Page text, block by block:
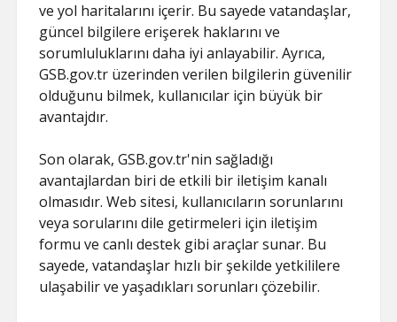
ve yol haritalarını içerir. Bu sayede vatandaşlar,
güncel bilgilere erişerek haklarını ve
sorumluluklarını daha iyi anlayabilir. Ayrıca,
GSB.gov.tr üzerinden verilen bilgilerin güvenilir
olduğunu bilmek, kullanıcılar için büyük bir
avantajdır.
Son olarak, GSB.gov.tr'nin sağladığı
avantajlardan biri de etkili bir iletişim kanalı
olmasıdır. Web sitesi, kullanıcıların sorunlarını
veya sorularını dile getirmeleri için iletişim
formu ve canlı destek gibi araçlar sunar. Bu
sayede, vatandaşlar hızlı bir şekilde yetkililere
ulaşabilir ve yaşadıkları sorunları çözebilir.